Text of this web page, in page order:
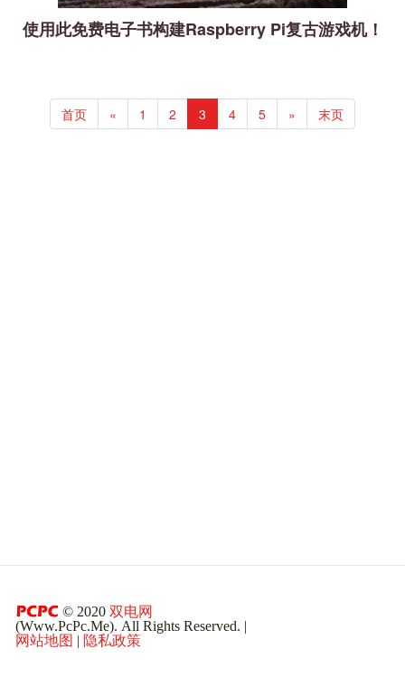
使用此免费电子书构建Raspberry Pi复古游戏机！
首页 « 1 2 3 4 5 » 末页
© 2020 双电网
(Www.PcPc.Me). All Rights Reserved. |
网站地图 | 隐私政策